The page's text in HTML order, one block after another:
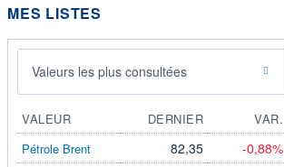
MES LISTES
Valeurs les plus consultées
VALEUR DERNIER
VAR.
Pétrole Brent
82,35 -0,88%